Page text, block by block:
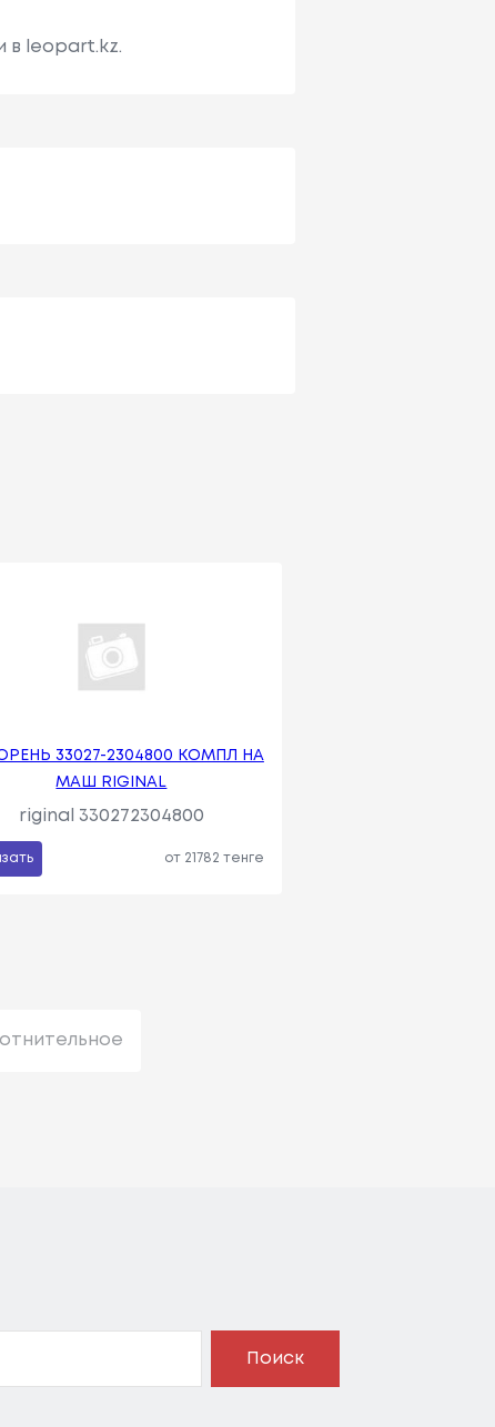
в leopart.kz.
33027-2304800 КОМПЛ НА
МАШ RIGINAL
riginal 330272304800
от 21782 тенге
Поиск